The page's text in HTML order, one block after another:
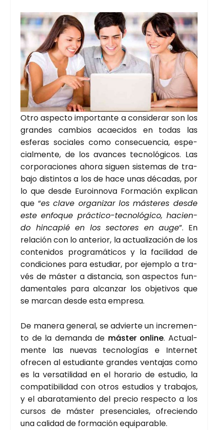
Otro aspec­to impor­tan­te a con­si­de­rar son los
gran­des cam­bios acae­ci­dos en todas las
esfe­ras socia­les como con­se­cuen­cia, espe­
cial­men­te, de los avan­ces tec­no­ló­gi­cos. Las
cor­po­ra­cio­nes aho­ra siguen sis­te­mas de tra­
ba­jo dis­tin­tos a los de hace unas déca­das, por
lo que des­de Euro­in­no­va For­ma­ción expli­can
que “es cla­ve orga­ni­zar los más­te­res des­de
este enfo­que prác­ti­co-tec­no­ló­gi­co, hacien­
do hin­ca­pié en los sec­to­res en auge”. En
rela­ción con lo ante­rior, la actua­li­za­ción de los
con­te­ni­dos pro­gra­má­ti­cos y la faci­li­dad de
con­di­cio­nes para estu­diar, por ejem­plo a tra­
vés de más­ter a dis­tan­cia, son aspec­tos fun­
da­men­ta­les para alcan­zar los obje­ti­vos que
se mar­can des­de esta empre­sa.
De mane­ra gene­ral, se advier­te un incre­men­
to de la deman­da de más­ter onli­ne. Actual­
men­te las nue­vas tec­no­lo­gías e Inter­net
ofre­cen al estu­dian­te gran­des ven­ta­jas como
es la ver­sa­ti­li­dad en el hora­rio de estu­dio, la
com­pa­ti­bi­li­dad con otros estu­dios y tra­ba­jos,
y el aba­ra­ta­mien­to del pre­cio res­pec­to a los
cur­sos de más­ter pre­sen­cia­les, ofre­cien­do
una cali­dad de for­ma­ción equi­pa­ra­ble.